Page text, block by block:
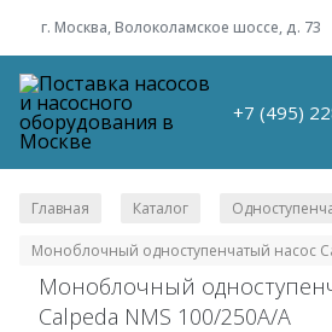
г. Москва, Волоколамское шоссе, д. 73
+7 (495)
Главная Каталог
Моноблочный одноступенчатый насос
Моноблочный
Calpeda NMS 100/250A/A